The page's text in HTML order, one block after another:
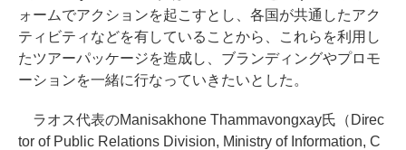
ォームでアクションを起こすとし、各国が共通したアク
ティビティなどを有していることから、これらを利用し
たツアーパッケージを造成し、ブランディングやプロモ
ーションを一緒に行なっていきたいとした。
ラオス代表のManisakhone Thammavongxay氏（Direc
tor of Public Relations Division, Ministry of Information, C